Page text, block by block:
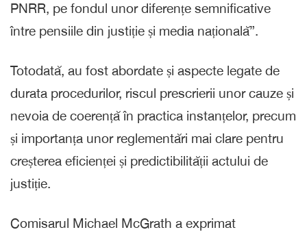
PNRR, pe fondul unor diferențe semnificative
între pensiile din justiție și media națională”.
Totodată, au fost abordate și aspecte legate de
durata procedurilor, riscul prescrierii unor cauze și
nevoia de coerență în practica instanțelor, precum
și importanța unor reglementări mai clare pentru
creșterea eficienței și predictibilității actului de
justiție.
Comisarul Michael McGrath a exprimat